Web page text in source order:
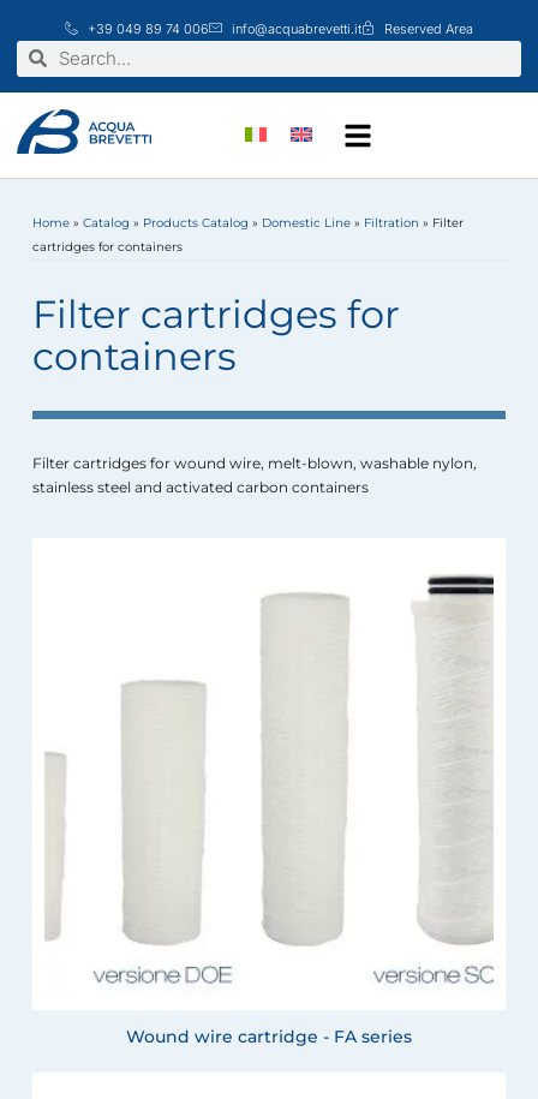
content
+39 049 89 74 006 info@acquabrevetti.it Reserved Area
SearchSearch
Home »Catalog » Products Catalog » Domestic Line » Filtration » Filter
cartridges for containers
Filter cartridges for
containers
Filter cartridges for wound wire, melt-blown, washable nylon,
stainless steel and activated carbon containers
Wound wire cartridge - FA series